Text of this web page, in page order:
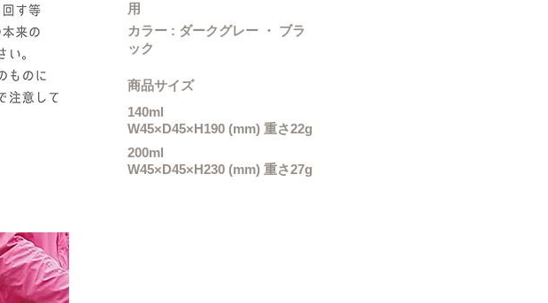
用
カラー : ダークグレー ・ ブラ
ック
商品​サイズ
140ml
W45×D45×H190 (mm)​ 重さ22g
200ml
W45×D45×H230 (mm)​ 重さ27g